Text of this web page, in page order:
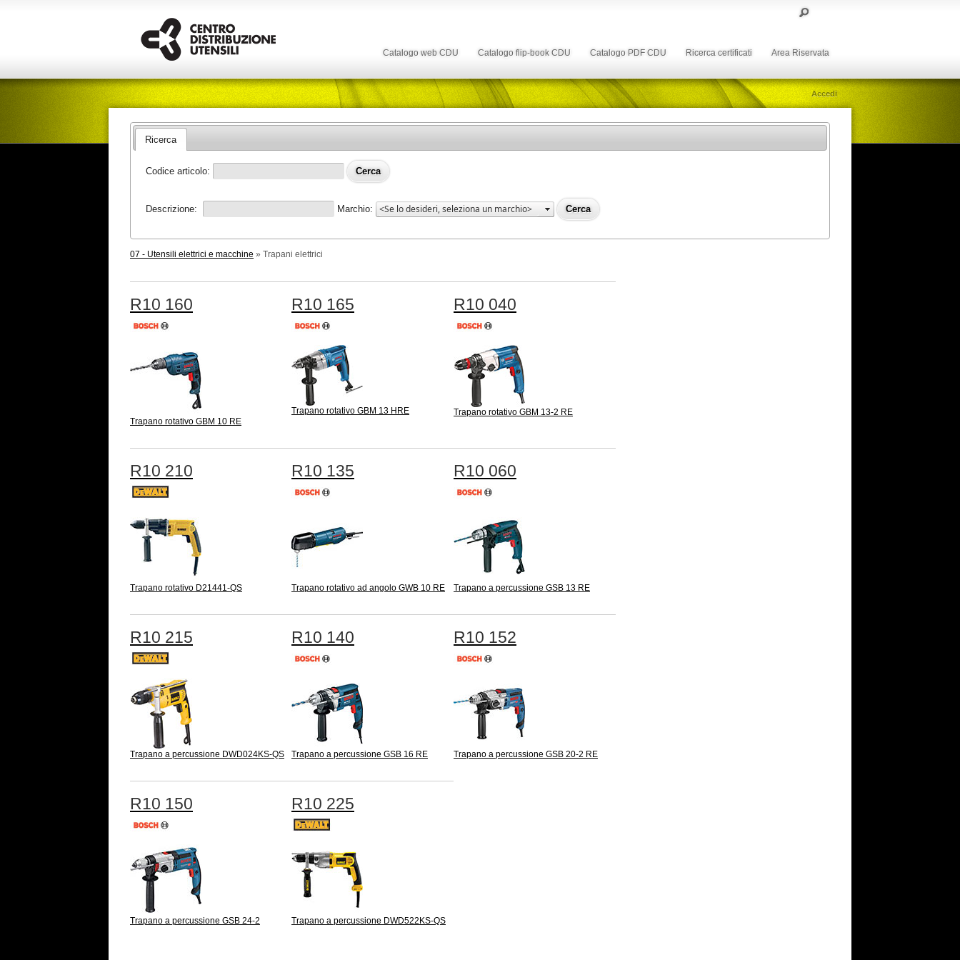
Catalogo web CDU Catalogo flip-book CDU Catalogo PDF CDU Ricerca certificati Area Riservata
Accedi
Ricerca
Codice articolo:
Descrizione: Marchio:
07 - Utensili elettrici e macchine » Trapani elettrici
R10 160
Trapano rotativo GBM 10 RE
R10 165
Trapano rotativo GBM 13 HRE
R10 040
Trapano rotativo GBM 13-2 RE
R10 210
Trapano rotativo D21441-QS
R10 135
Trapano rotativo ad angolo GWB 10 RE
R10 060
Trapano a percussione GSB 13 RE
R10 215
Trapano a percussione DWD024KS-QS
R10 140
Trapano a percussione GSB 16 RE
R10 152
Trapano a percussione GSB 20-2 RE
R10 150
Trapano a percussione GSB 24-2
R10 225
Trapano a percussione DWD522KS-QS